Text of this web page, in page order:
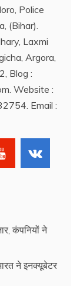
Police
(Bihar).
Laxmi
Argora,
Blog :
Website :
Email :
कंपनियों ने
ने इनक्यूबेटर